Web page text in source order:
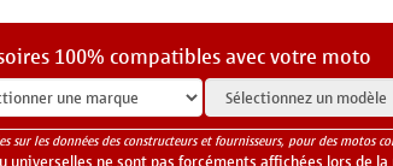
100% compatibles avec votre moto
sur les données des constructeurs et fournisseurs, pour des motos